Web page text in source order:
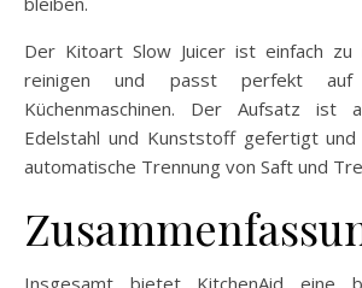
Der Kitoart Slow Juicer ist einfach zu
reinigen und passt perfekt auf
Küchenmaschinen. Der Aufsatz ist
Edelstahl und Kunststoff gefertigt
automatische Trennung von Saft und